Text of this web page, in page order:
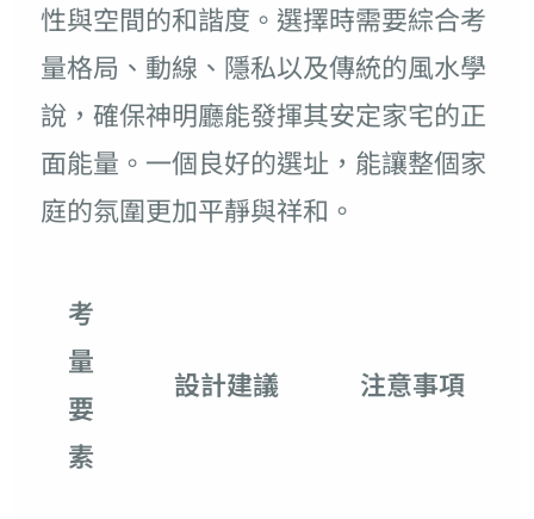
性與空間的和諧度。選擇時需要綜合考
量格局、動線、隱私以及傳統的風水學
說，確保神明廳能發揮其安定家宅的正
面能量。一個良好的選址，能讓整個家
庭的氛圍更加平靜與祥和。
考
量
要
素
設計建議 注意事項